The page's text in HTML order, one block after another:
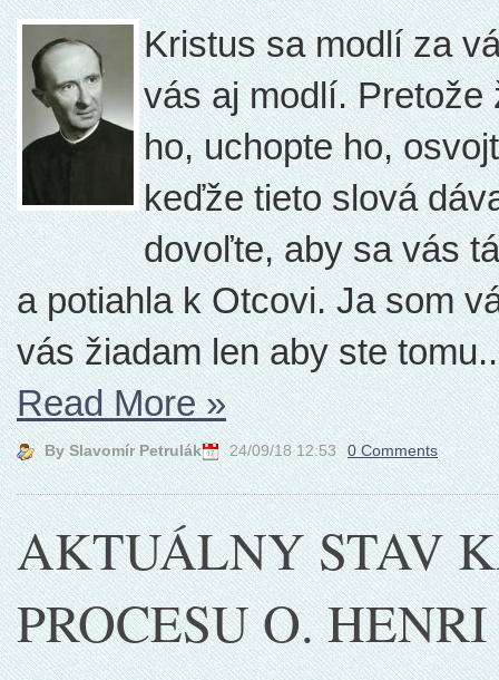
Kristus sa modlí za
vás aj modlí. Pretože
ho, uchopte ho,
keďže tieto slová
dovoľte, aby sa vás
a potiahla k Otcovi. Ja som
vás žiadam len aby ste
Read More»
By Slavomír Petrulák 24/09/18 12:53 0 Comments
AKTUÁLNY STAV
PROCESU O.